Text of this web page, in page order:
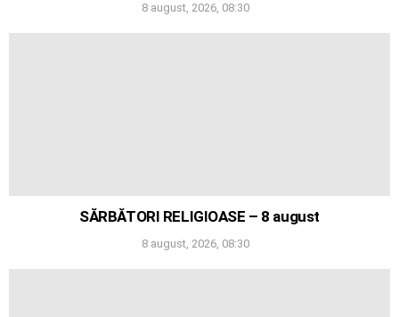
8 august, 2026, 08:30
SĂRBĂTORI RELIGIOASE – 8 august
8 august, 2026, 08:30